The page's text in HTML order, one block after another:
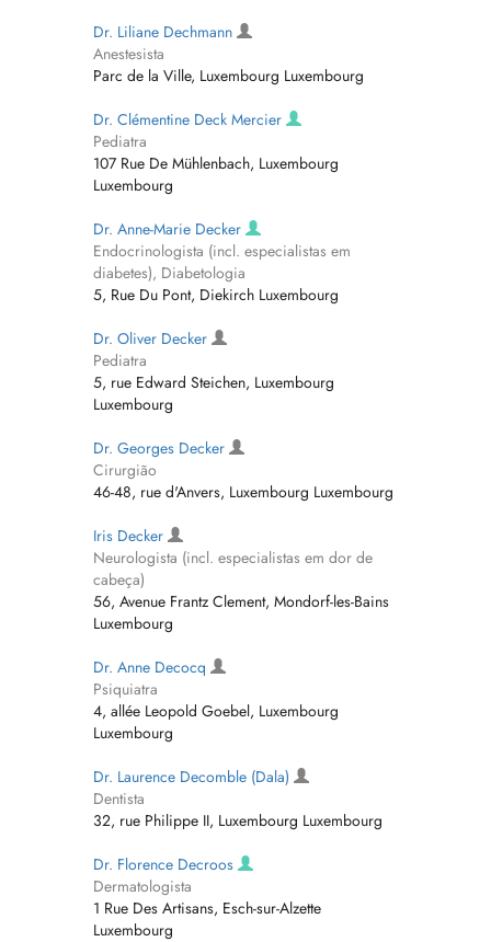
Dr. Liliane Dechmann
Anestesista
Parc de la Ville, Luxembourg Luxembourg
Dr. Clémentine Deck Mercier
Pediatra
107 Rue De Mühlenbach, Luxembourg
Luxembourg
Dr. Anne-Marie Decker
Endocrinologista (incl. especialistas em
diabetes), Diabetologia
5, Rue Du Pont, Diekirch Luxembourg
Dr. Oliver Decker
Pediatra
5, rue Edward Steichen, Luxembourg
Luxembourg
Dr. Georges Decker
Cirurgião
46-48, rue d'Anvers, Luxembourg Luxembourg
Iris Decker
Neurologista (incl. especialistas em dor de
cabeça)
56, Avenue Frantz Clement, Mondorf-les-Bains
Luxembourg
Dr. Anne Decocq
Psiquiatra
4, allée Leopold Goebel, Luxembourg
Luxembourg
Dr. Laurence Decomble (Dala)
Dentista
32, rue Philippe II, Luxembourg Luxembourg
Dr. Florence Decroos
Dermatologista
1 Rue Des Artisans, Esch-sur-Alzette
Luxembourg